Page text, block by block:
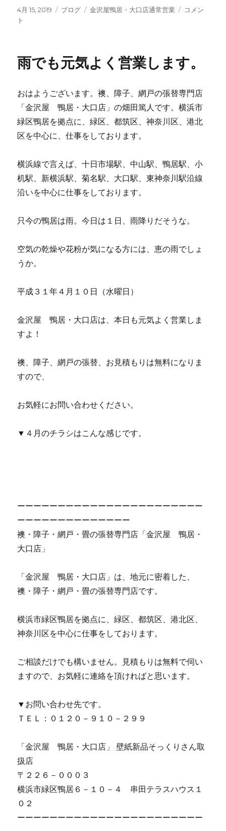
投
稿
4月 15, 2019
カ
ブログ
タ
金沢屋鴨居・大口店通常営業
本
よ
業
し
ま
す
コメン
ト
雨でも元気よく営業します。
おはようございます。襖、障子、網戸の張替専門店
「金沢屋 鴨居・大口店」の畑田篤人です。横浜市
緑区鴨居を拠点に、緑区、都筑区、神奈川区、港北
区を中心に、仕事をしております。
横浜線で言えば、十日市場駅、中山駅、鴨居駅、小
机駅、新横浜駅、菊名駅、大口駅、東神奈川駅沿線
沿いを中心に仕事をしております。
只今の鴨居は雨。今日は１日、雨降りだそうな。
空気の乾燥や花粉が気になる方には、恵の雨でしょ
うか。
平成３１年４月１０日（水曜日）
金沢屋 鴨居・大口店は、本日も元気よく営業しま
すよ！
襖、障子、網戸の張替、お見積もりは無料になりま
すので、
お気軽にお問い合わせください。
▼４月のチラシはこんな感じです。
ーーーーーーーーーーーーーーーーーーーーーーー
ーーーーーーーーーーーーーー
襖・障子・網戸・畳の張替専門店「金沢屋 鴨居・
大口店」
「金沢屋 鴨居・大口店」は、地元に密着した、
襖・障子・網戸・畳の張替専門店です。
横浜市緑区鴨居を拠点に、緑区、都筑区、港北区、
神奈川区を中心に仕事をしております。
ご相談だけでも構いません。見積もりは無料で伺い
ますので、お気軽に連絡を頂ければと思います。
▼お問い合わせ先です。
ＴＥＬ：０１２０－９１０－２９９
「金沢屋 鴨居・大口店」 壁紙新品そっくりさん取
扱店
〒２２６－０００３
横浜市緑区鴨居６－１０－４ 串田テラスハウス１
０２
ーーーーーーーーーーーーーーーーーーーーーーー